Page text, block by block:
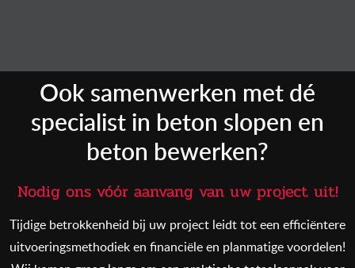
Ook samenwerken met dé
specialist in beton slopen en
beton bewerken?
Nodig ons vóór aanvang van uw project uit!
Tijdige betrokkenheid bij uw project leidt tot een efficiëntere
uitvoeringsmethodiek en financiële en planmatige voordelen!